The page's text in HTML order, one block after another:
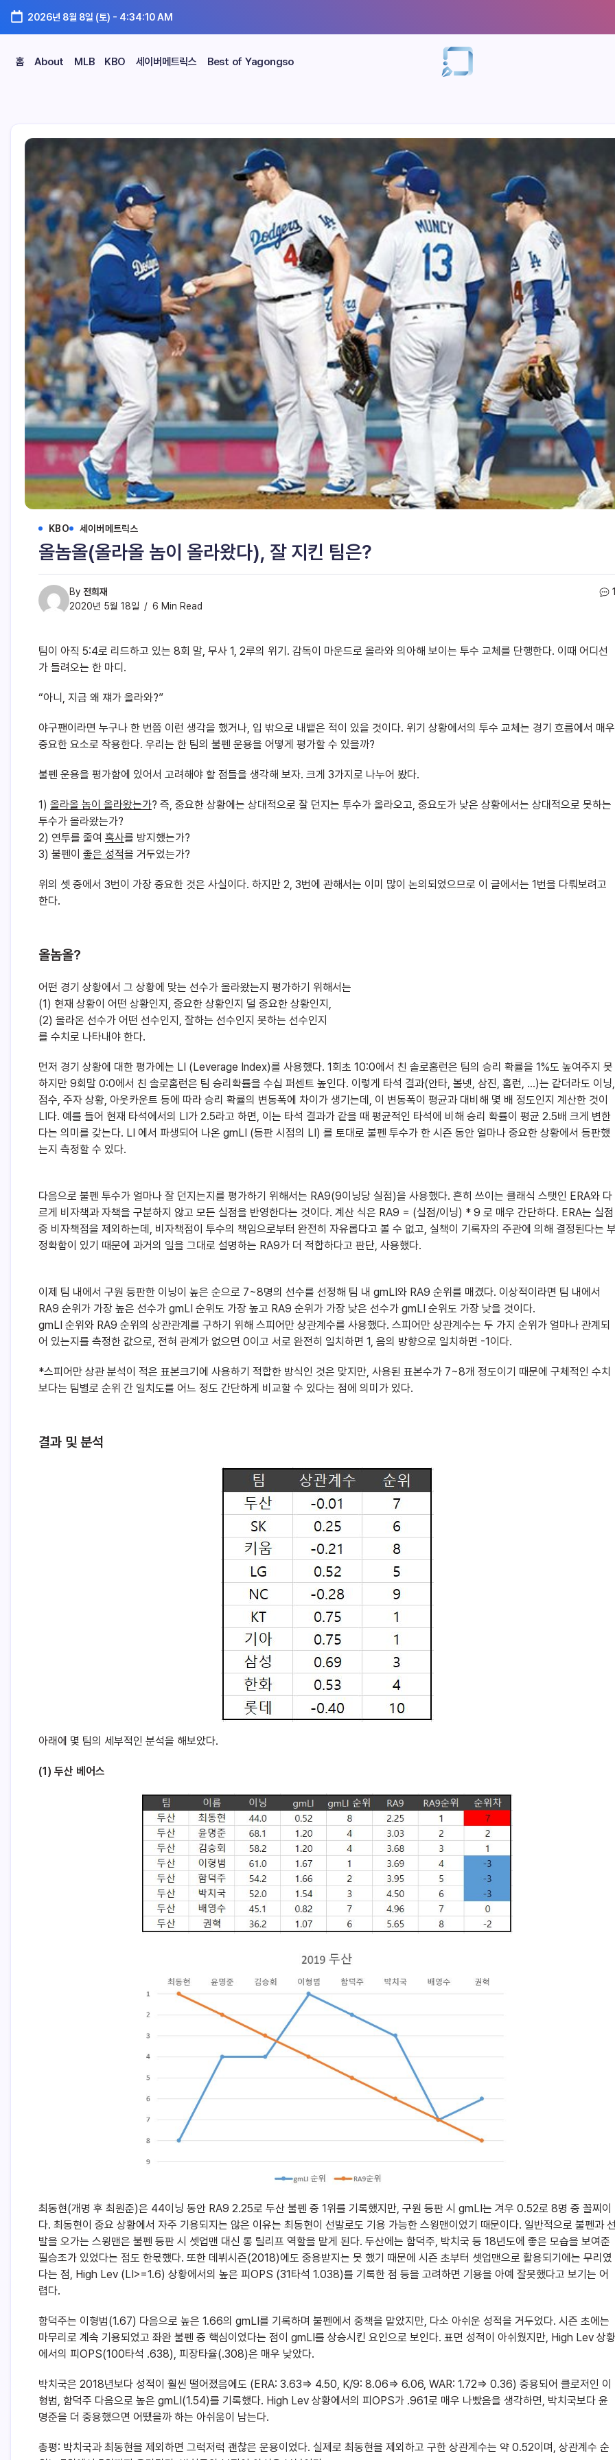
2026년 8월 8일 (토) - 4:34:11 AM
홈 About MLB KBO 세이버메트릭스 Best of Yagongso
KBO 세이버메트릭스
올놈올(올라올 놈이 올라왔다), 잘 지킨 팀은?
By 전희재
2020년 5월 18일
6 Min Read
팀이 아직 5:4로 리드하고 있는 8회 말, 무사 1, 2루의 위기. 감독이 마운드로 올라와 의아해 보이는 투수 교체를 단행한다. 이때 어디선
가 들려오는 한 마디.
“아니, 지금 왜 쟤가 올라와?”
야구팬이라면 누구나 한 번쯤 이런 생각을 했거나, 입 밖으로 내뱉은 적이 있을 것이다. 위기 상황에서의 투수 교체는 경기 흐름에서 매우
중요한 요소로 작용한다. 우리는 한 팀의 불펜 운용을 어떻게 평가할 수 있을까?
불펜 운용을 평가함에 있어서 고려해야 할 점들을 생각해 보자. 크게 3가지로 나누어 봤다.
1) 올라올 놈이 올라왔는가? 즉, 중요한 상황에는 상대적으로 잘 던지는 투수가 올라오고, 중요도가 낮은 상황에서는 상대적으로 못하는
투수가 올라왔는가?
2) 연투를 줄여 혹사를 방지했는가?
3) 불펜이 좋은 성적을 거두었는가?
위의 셋 중에서 3번이 가장 중요한 것은 사실이다. 하지만 2, 3번에 관해서는 이미 많이 논의되었으므로 이 글에서는 1번을 다뤄보려고
한다.
올놈올?
어떤 경기 상황에서 그 상황에 맞는 선수가 올라왔는지 평가하기 위해서는
(1) 현재 상황이 어떤 상황인지, 중요한 상황인지 덜 중요한 상황인지,
(2) 올라온 선수가 어떤 선수인지, 잘하는 선수인지 못하는 선수인지
를 수치로 나타내야 한다.
먼저 경기 상황에 대한 평가에는 LI (Leverage Index)를 사용했다. 1회초 10:0에서 친 솔로홈런은 팀의 승리 확률을 1%도 높여주지 못
하지만 9회말 0:0에서 친 솔로홈런은 팀 승리확률을 수십 퍼센트 높인다. 이렇게 타석 결과(안타, 볼넷, 삼진, 홈런, …)는 같더라도 이닝,
점수, 주자 상황, 아웃카운트 등에 따라 승리 확률의 변동폭에 차이가 생기는데, 이 변동폭이 평균과 대비해 몇 배 정도인지 계산한 것이
LI다. 예를 들어 현재 타석에서의 LI가 2.5라고 하면, 이는 타석 결과가 같을 때 평균적인 타석에 비해 승리 확률이 평균 2.5배 크게 변한
다는 의미를 갖는다. LI 에서 파생되어 나온 gmLI (등판 시점의 LI) 를 토대로 불펜 투수가 한 시즌 동안 얼마나 중요한 상황에서 등판했
는지 측정할 수 있다.
다음으로 불펜 투수가 얼마나 잘 던지는지를 평가하기 위해서는 RA9(9이닝당 실점)을 사용했다. 흔히 쓰이는 클래식 스탯인 ERA와 다
르게 비자책과 자책을 구분하지 않고 모든 실점을 반영한다는 것이다. 계산 식은 RA9 = (실점/이닝) * 9 로 매우 간단하다. ERA는 실점
중 비자책점을 제외하는데, 비자책점이 투수의 책임으로부터 완전히 자유롭다고 볼 수 없고, 실책이 기록자의 주관에 의해 결정된다는
정확함이 있기 때문에 과거의 일을 그대로 설명하는 RA9가 더 적합하다고 판단, 사용했다.
이제 팀 내에서 구원 등판한 이닝이 높은 순으로 7~8명의 선수를 선정해 팀 내 gmLI와 RA9 순위를 매겼다. 이상적이라면 팀 내에서
RA9 순위가 가장 높은 선수가 gmLI 순위도 가장 높고 RA9 순위가 가장 낮은 선수가 gmLI 순위도 가장 낮을 것이다.
gmLI 순위와 RA9 순위의 상관관계를 구하기 위해 스피어만 상관계수를 사용했다. 스피어만 상관계수는 두 가지 순위가 얼마나 관계되
어 있는지를 측정한 값으로, 전혀 관계가 없으면 0이고 서로 완전히 일치하면 1, 음의 방향으로 일치하면 -1이다.
*스피어만 상관 분석이 적은 표본크기에 사용하기 적합한 방식인 것은 맞지만, 사용된 표본수가 7~8개 정도이기 때문에 구체적인 수치
보다는 팀별로 순위 간 일치도를 어느 정도 간단하게 비교할 수 있다는 점에 의미가 있다.
결과 및 분석
아래에 몇 팀의 세부적인 분석을 해보았다.
(1) 두산 베어스
최동현(개명 후 최원준)은 44이닝 동안 RA9 2.25로 두산 불펜 중 1위를 기록했지만, 구원 등판 시 gmLI는 겨우 0.52로 8명 중 꼴찌이
다. 최동현이 중요 상황에서 자주 기용되지는 않은 이유는 최동현이 선발로도 기용 가능한 스윙맨이었기 때문이다. 일반적으로 불펜과
발을 오가는 스윙맨은 불펜 등판 시 셋업맨 대신 롱 릴리프 역할을 맡게 된다. 두산에는 함덕주, 박치국 등 18년도에 좋은 모습을 보여준
필승조가 있었다는 점도 한몫했다. 또한 데뷔시즌(2018)에도 중용받지는 못 했기 때문에 시즌 초부터 셋업맨으로 활용되기에는 무리였
다는 점, High Lev (LI>=1.6) 상황에서의 높은 피OPS (31타석 1.038)를 기록한 점 등을 고려하면 기용을 아예 잘못했다고 보기는 어
렵다.
함덕주는 이형범(1.67) 다음으로 높은 1.66의 gmLI를 기록하며 불펜에서 중책을 맡았지만, 다소 아쉬운 성적을 거두었다. 시즌 초에는
마무리로 계속 기용되었고 좌완 불펜 중 핵심이었다는 점이 gmLI를 상승시킨 요인으로 보인다. 표면 성적이 아쉬웠지만, High Lev 상황
에서의 피OPS(100타석 .638), 피장타율(.308)은 매우 낮았다.
박치국은 2018년보다 성적이 훨씬 떨어졌음에도 (ERA: 3.63=> 4.50, K/9: 8.06=> 6.06, WAR: 1.72=> 0.36) 중용되어 클로저인 이
형범, 함덕주 다음으로 높은 gmLI(1.54)를 기록했다. High Lev 상황에서의 피OPS가 .961로 매우 나빴음을 생각하면, 박치국보다 윤
명준을 더 중용했으면 어땠을까 하는 아쉬움이 남는다.
총평: 박치국과 최동현을 제외하면 그럭저럭 괜찮은 운용이었다. 실제로 최동현을 제외하고 구한 상관계수는 약 0.52이며, 상관계수 순